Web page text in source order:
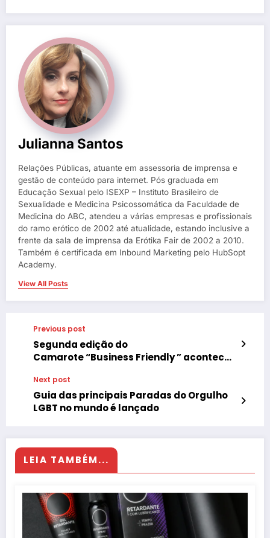
Julianna Santos
Relações Públicas, atuante em assessoria de imprensa e
gestão de conteúdo para internet. Pós graduada em
Educação Sexual pelo ISEXP – Instituto Brasileiro de
Sexualidade e Medicina Psicossomática da Faculdade de
Medicina do ABC, atendeu a várias empresas e profissionais
do ramo erótico de 2002 até atualidade, estando inclusive a
frente da sala de imprensa da Erótika Fair de 2002 a 2010.
Também é certificada em Inbound Marketing pelo HubSopt
Academy.
View All Posts
Previous post
Segunda edição do
Camarote “Business Friendly ” acontece
o Paulo
Next post
Guia das principais Paradas do Orgulho
LGBT no mundo é lançado
LEIA TAMBÉM...